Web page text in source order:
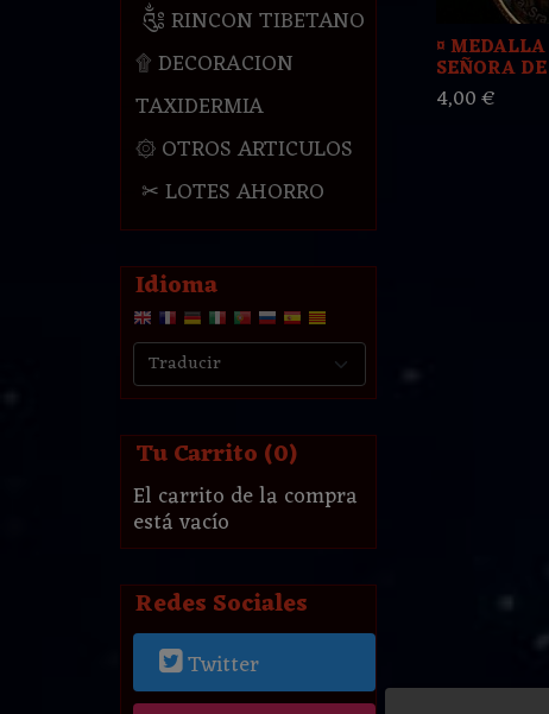
༃ RINCON TIBETANO
۩ DECORACION
TAXIDERMIA
۞ OTROS ARTICULOS
✂ LOTES AHORRO
Idioma
Tu Carrito (0)
El carrito de la compra
está vacío
Redes Sociales
Twitter
¤
SEÑORA
4,00 €